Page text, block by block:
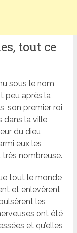
tout ce
sous le nom
peu après la
son premier roi,
dans la ville,
du dieu
eux les
nombreuse.
tout le monde
et enlevèrent
les
ont été
et qu’elles